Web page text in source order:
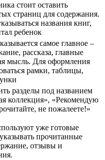
стоит оставить
страниц для содержания.
названия книг,
ребенок
самое главное –
рассказа, главные
мысль. Для оформления
рамки, таблицы,
разделы под названием
коллекция», «Рекомендую
не пожалеете!»
уже готовые
прочитанные
отзывы и